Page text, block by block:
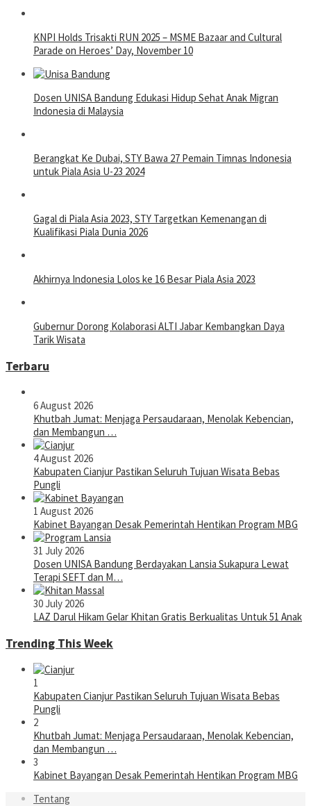
KNPI Holds Trisakti RUN 2025 – MSME Bazaar and Cultural
Parade on Heroes’ Day, November 10
Dosen UNISA Bandung Edukasi Hidup Sehat Anak Migran
Indonesia di Malaysia
Berangkat Ke Dubai, STY Bawa 27 Pemain Timnas Indonesia
untuk Piala Asia U-23 2024
Gagal di Piala Asia 2023, STY Targetkan Kemenangan di
Kualifikasi Piala Dunia 2026
Akhirnya Indonesia Lolos ke 16 Besar Piala Asia 2023
Gubernur Dorong Kolaborasi ALTI Jabar Kembangkan Daya
Tarik Wisata
Terbaru
6 August 2026
Khutbah Jumat: Menjaga Persaudaraan, Menolak Kebencian,
dan Membangun …
4 August 2026
Kabupaten Cianjur Pastikan Seluruh Tujuan Wisata Bebas
Pungli
1 August 2026
Kabinet Bayangan Desak Pemerintah Hentikan Program MBG
31 July 2026
Dosen UNISA Bandung Berdayakan Lansia Sukapura Lewat
Terapi SEFT dan M…
30 July 2026
LAZ Darul Hikam Gelar Khitan Gratis Berkualitas Untuk 51 Anak
Trending This Week
1
Kabupaten Cianjur Pastikan Seluruh Tujuan Wisata Bebas
Pungli
2
Khutbah Jumat: Menjaga Persaudaraan, Menolak Kebencian,
dan Membangun …
3
Kabinet Bayangan Desak Pemerintah Hentikan Program MBG
Tentang